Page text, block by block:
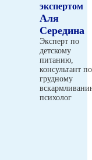
экспертом
Аля
Середина
Эксперт по
детскому
питанию,
консультант по
грудному
психолог